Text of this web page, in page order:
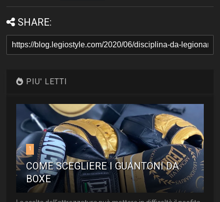
SHARE:
PIU' LETTI
1
COME SCEGLIERE I GUANTONI DA
BOXE